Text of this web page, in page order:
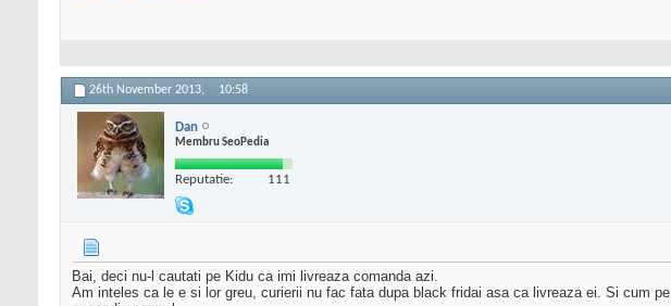
26th November 2013, 10:58
Dan
Membru SeoPedia
Reputatie: 111
Bai, deci nu-l cautati pe Kidu ca imi livreaza comanda azi.
Am inteles ca le e si lor greu, curierii nu fac fata dupa black fridai asa ca livreaza ei. Si cum